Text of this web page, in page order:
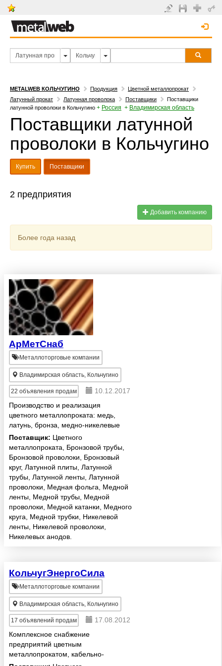
METALWEB КОЛЬЧУГИНО Продукция
Цветной металлопрокат
Латунный прокат
Латунная проволока Поставщики
Поставщики
латунной проволоки в Кольчугино + Россия + Владимирская область
Поставщики латунной
проволоки в Кольчугино
Купить Поставщики
2 предприятия
Добавить компанию
Более года назад
АрМетСнаб
Металлоторговые компании
Владимирская область, Кольчугино
22 объявления продам
10.12.2017
Производство и реализация
цветного металлопроката: медь,
латунь, бронза, медно-никелевые
сплавы, никель (труба, лента,
лист, проволока, аноды, провод
МФ-85, МФ-100, медно-
никелевые сплавы мельхиор
МН1...
Поставщик: Цветного
металлопроката, Бронзовой трубы,
Бронзовой проволоки, Бронзовый
круг, Латунной плиты, Латунной
трубы, Латунной ленты, Латунной
проволоки, Медная фольга, Медной
ленты, Медной трубы, Медной
проволоки, Медной катанки, Медного
круга, Медной трубки, Никелевой
ленты, Никелевой проволоки,
Никелевых анодов.
КольчугЭнергоСила
Металлоторговые компании
Владимирская область, Кольчугино
17 объявлений продам
17.08.2012
Комплексное снабжение
предприятий цветным
металлопрокатом, кабельно-
проводниковой продукцией.